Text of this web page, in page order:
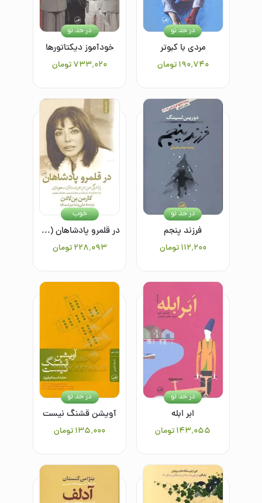
مردی با کبوتر
۱۹۰٬۷۴۰ تومان
در حد نو
خودآموز دیکتاتورها
۷۳۳٬۰۲۰تومان
در حد نو
فرزند پنجم
۱۱۲٬۲۰۰ تومان
در حد نو
در قلمرو پادشاهان (زندگی من در عربستان سعودی): پرده‌برداری از اسرار بزرگترین و قدرتمندترین خانواده سعودی
۲۲۸٬۰۹۳ تومان
خوب
ابر ابله
۱۴۳٬۰۵۵تومان
در حد نو
آویشن قشنگ نیست
۱۳۵٬۰۰۰تومان
در حد نو